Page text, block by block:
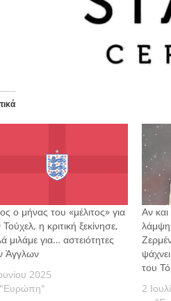
ο μήνας του «μέλιτος» για
Τούχελ, η κριτική ξεκίνησε,
μιλάμε για… αστειότητες
Άγγλων
2025
Αν
λάμψη
του
2